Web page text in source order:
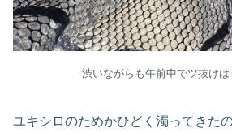
渋いながらも午前中でツ抜けは
ユキシロのためかひどく濁ってきた